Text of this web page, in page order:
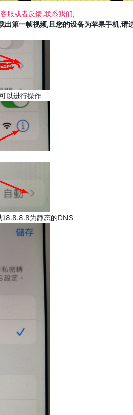
服或者反馈,联系我们;
第一帧视频,且您的设备为苹果手机,请
以进行操作
8.8.8.8为静态的DNS